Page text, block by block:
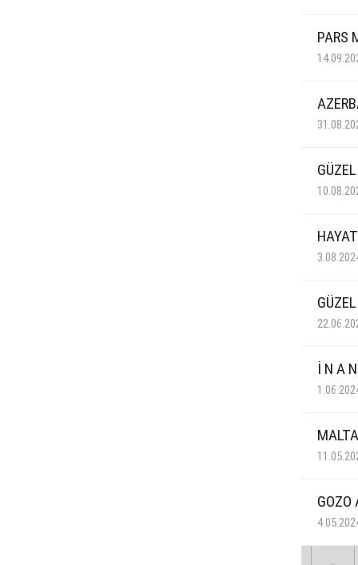
PARS
İ N A
GOZO